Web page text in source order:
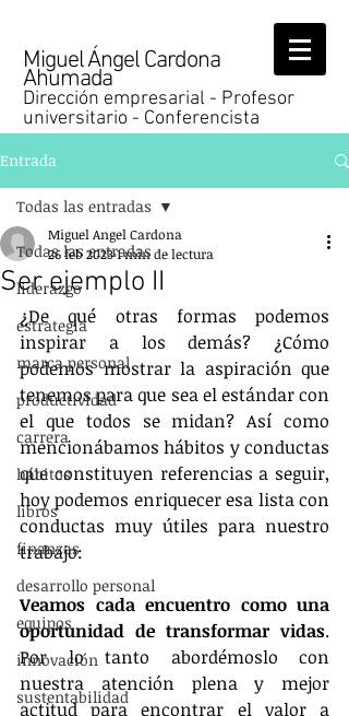
Miguel Ángel Cardona
Ahumada
Dirección empresarial - Profesor
universitario - Conferencista
Entrada
Todas las entradas
liderazgo
estrategia
marca personal
productividad
carrera
hábitos
libros
finanzas
desarrollo personal
equipos
innovación
sustentabilidad
Todas las entradas
Ser ejemplo II
Miguel Angel Cardona
26 feb 20231 min de lectura
¿De qué otras formas podemos
inspirar a los demás? ¿Cómo
podemos mostrar la aspiración que
tenemos para que sea el estándar con
el que todos se midan? Así como
mencionábamos hábitos y conductas
que constituyen referencias a seguir,
hoy podemos enriquecer esa lista con
conductas muy útiles para nuestro
trabajo:
Veamos cada encuentro como una
oportunidad de transformar vidas.
Por lo tanto abordémoslo con
nuestra atención plena y mejor
actitud para encontrar el valor a